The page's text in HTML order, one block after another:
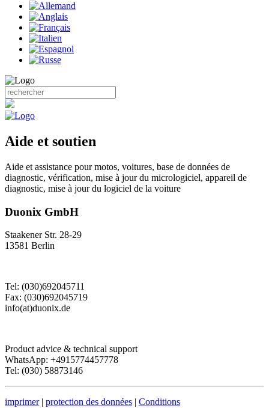
Aide et soutien
Aide et assistance pour motos, voitures, base de données de
diagnostic, vérification, mise à jour du micrologiciel, appareil de
diagnostic, mise à jour du logiciel de la voiture
Duonix GmbH
Staakener Str. 28-29
13581 Berlin
Tel: (030)692045711
Fax: (030)692045719
info(at)duonix.de
Product advice & technical support
WhatsApp: +4915774457778
Tel: (030) 58873146
imprimer| protection des données | Conditions